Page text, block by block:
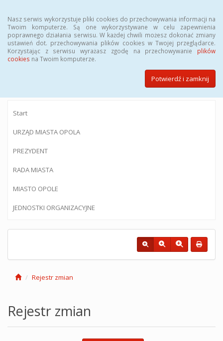
Nasz serwis wykorzystuje pliki cookies do przechowywania informacji na
Twoim komputerze. Są one wykorzystywane w celu zapewnienia
poprawnego działania serwisu. W każdej chwili możesz dokonać zmiany
ustawień dot. przechowywania plików cookies w Twojej przeglądarce.
Korzystając z serwisu wyrażasz zgodę na przechowywanie plików
cookies na Twoim komputerze.
Potwierdź i zamknij
BIULETYN INFORMACJI PUBLICZNEJ
Urzędu Miasta Opola
Start
URZĄD MIASTA OPOLA
PREZYDENT
RADA MIASTA
MIASTO OPOLE
JEDNOSTKI ORGANIZACYJNE
Rejestr zmian
Rejestr zmian